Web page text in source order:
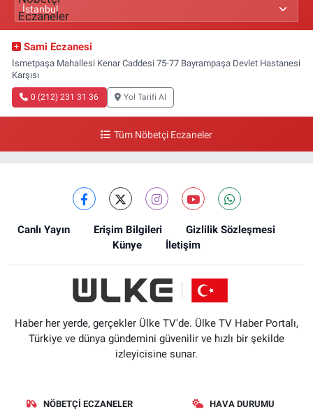
Sami Eczanesi
İsmetpaşa Mahallesi Kenar Caddesi 75-77 Bayrampaşa Devlet Hastanesi
Karşısı
0 (212) 231 31 36 Yol Tarifi Al
Tüm Nöbetçi Eczaneler
Canlı Yayın Erişim Bilgileri
Gizlilik Sözleşmesi
Künye
İletişim
Haber her yerde, gerçekler Ülke TV'de. Ülke TV Haber Portalı,
Türkiye ve dünya gündemini güvenilir ve hızlı bir şekilde
izleyicisine sunar.
NÖBETÇI ECZANELER HAVA DURUMU